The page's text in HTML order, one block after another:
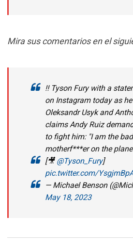
Mira sus comentarios en el
‼️ Tyson Fury with a
on Instagram today as
Oleksandr Usyk and
claims Andy Ruiz
to fight him: "I am the
motherf***er on the
[🎥 @Tyson_Fury]
pic.twitter.com/
— Michael Benson
May 18, 2023